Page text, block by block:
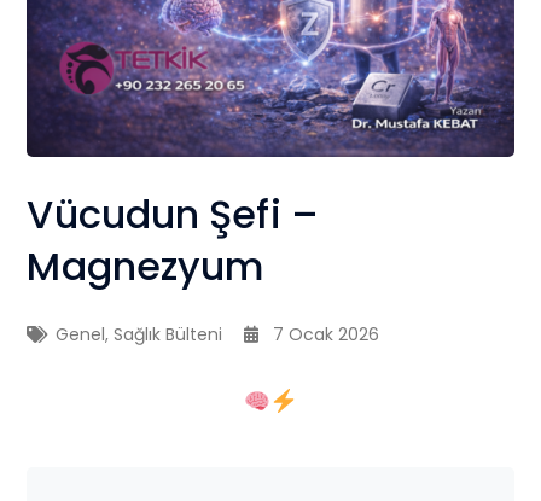
Vücudun Şefi –
Magnezyum
Genel,Sağlık Bülteni 7 Ocak 2026